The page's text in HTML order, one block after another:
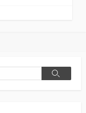
検